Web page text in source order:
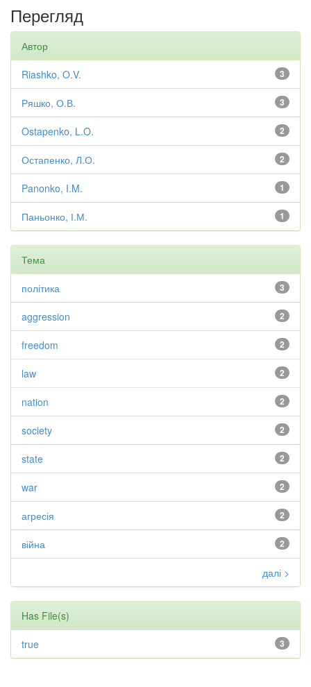
Перегляд
Автор
3
Riashko, O.V.
3
Ряшко, О.В.
2
Ostapenko, L.O.
2
Остапенко, Л.О.
1
Panonko, I.M.
1
Паньонко, І.М.
Тема
3
політика
2
aggression
2
freedom
2
law
2
nation
2
society
2
state
2
war
2
агресія
2
війна
далі >
Has File(s)
3
true